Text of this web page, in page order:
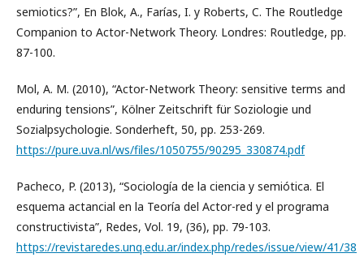
semiotics?”, En Blok, A., Farías, I. y Roberts, C. The Routledge
Companion to Actor-Network Theory. Londres: Routledge, pp.
87-100.
Mol, A. M. (2010), “Actor-Network Theory: sensitive terms and
enduring tensions”, Kölner Zeitschrift für Soziologie und
Sozialpsychologie. Sonderheft, 50, pp. 253-269.
https://pure.uva.nl/ws/files/1050755/90295_330874.pdf
Pacheco, P. (2013), “Sociología de la ciencia y semiótica. El
esquema actancial en la Teoría del Actor-red y el programa
constructivista”, Redes, Vol. 19, (36), pp. 79-103.
https://revistaredes.unq.edu.ar/index.php/redes/issue/view/41/38